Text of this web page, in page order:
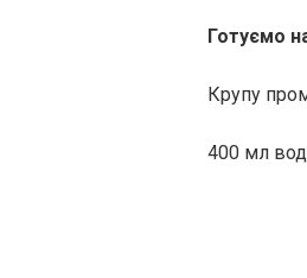
Готуємо
Крупу
400 мл